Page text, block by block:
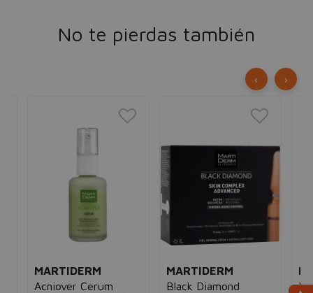
No te pierdas también
MARTIDERM
Acniover Cerum
MARTIDERM
Black Diamond
‹ ›